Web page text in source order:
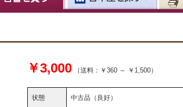
￥3,000 （送料：￥360 ～ ￥1,500）
状態 中古品（良好）